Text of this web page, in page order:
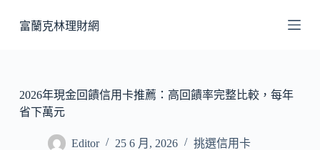
至
容
富蘭克林理財網
2026年現金回饋信用卡推薦：高回饋率完整比較，每年
省下萬元
Editor 25 6 月, 2026 挑選信用卡